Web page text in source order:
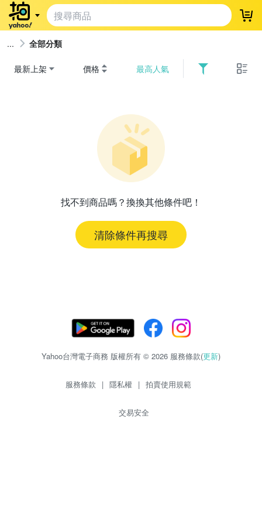
登
全部分類
最新上架 價格 最高人氣
找不到商品嗎？換換其他條件吧！
清除條件再搜尋
Yahoo台灣電子商務 版權所有 © 2026 服務條款(更新)
服務條款 | 隱私權 | 拍賣使用規範
交易安全